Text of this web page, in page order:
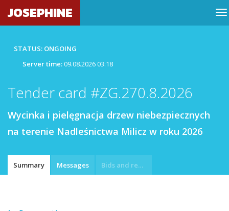
JOSEPHINE
STATUS: ONGOING
Server time:09.08.2026 03:18
Tender card #ZG.270.8.2026
Wycinka i pielęgnacja drzew niebezpiecznych
na terenie Nadleśnictwa Milicz w roku 2026
Summary Messages Bids and requests